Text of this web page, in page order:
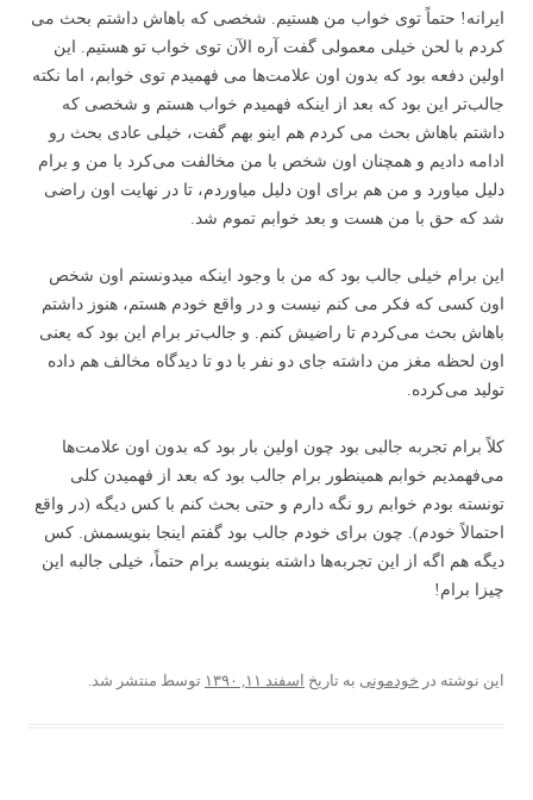
ایرانه! حتماً توی خواب من هستیم. شخصی که باهاش داشتم بحث می
کردم با لحن خیلی معمولی گفت آره الآن توی خواب تو هستیم. این
اولین دفعه بود که بدون اون علامت‌ها می فهمیدم توی خوابم، اما نکته
جالب‌تر این بود که بعد از اینکه فهمیدم خواب هستم و شخصی که
داشتم باهاش بحث می کردم هم اینو بهم گفت، خیلی عادی بحث رو
ادامه دادیم و همچنان اون شخص با من مخالفت می‌کرد با من و برام
دلیل میاورد و من هم برای اون دلیل میاوردم، تا در نهایت اون راضی
شد که حق با من هست و بعد خوابم تموم شد.
این برام خیلی جالب بود که من با وجود اینکه میدونستم اون شخص
اون کسی که فکر می کنم نیست و در واقع خودم هستم، هنوز داشتم
باهاش بحث می‌کردم تا راضیش کنم. و جالب‌تر برام این بود که یعنی
اون لحظه مغز من داشته جای دو نفر با دو تا دیدگاه مخالف هم داده
تولید می‌کرده.
کلاً برام تجربه جالبی بود چون اولین بار بود که بدون اون علامت‌ها
می‌فهمدیم خوابم همینطور برام جالب بود که بعد از فهمیدن کلی
تونسته بودم خوابم رو نگه دارم و حتی بحث کنم با کس دیگه (در واقع
احتمالاً خودم). چون برای خودم جالب بود گفتم اینجا بنویسمش. کس
دیگه هم اگه از این تجربه‌ها داشته بنویسه برام حتماً، خیلی جالبه این
چیزا برام!
این نوشته در خودمونی به تاریخ اسفند ۱۱, ۱۳۹۰ توسط منتشر شد.